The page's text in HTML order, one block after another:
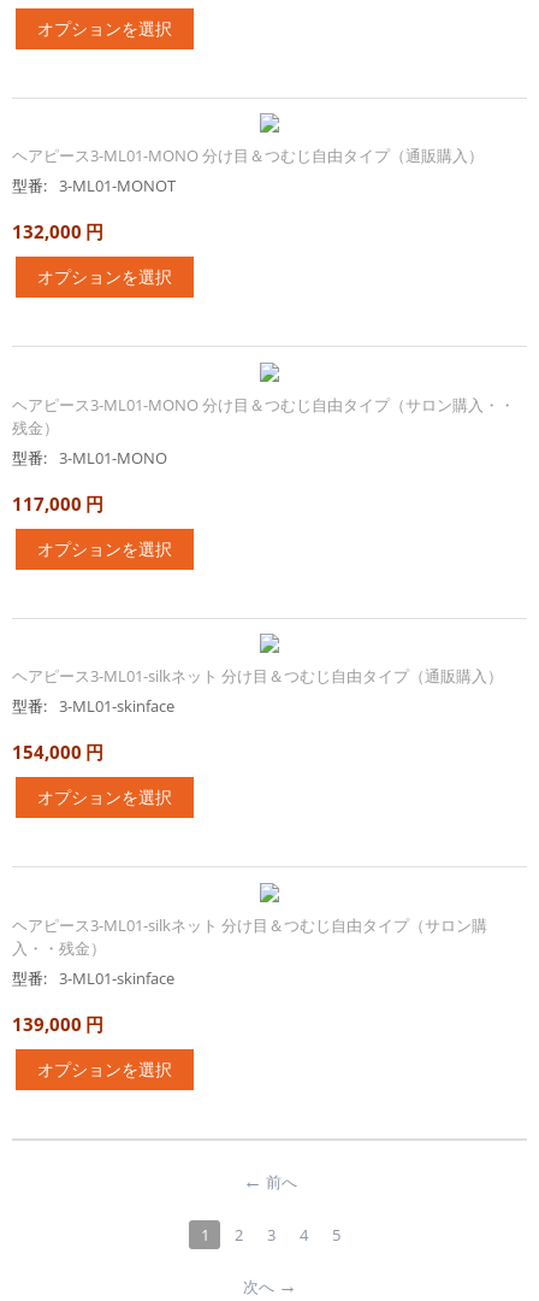
オプションを選択
ヘアピース3-ML01-MONO 分け目＆つむじ自由タイプ（通販購入）
型番: 3-ML01-MONOT
132,000 円
オプションを選択
ヘアピース3-ML01-MONO 分け目＆つむじ自由タイプ（サロン購入・・
残金）
型番: 3-ML01-MONO
117,000 円
オプションを選択
ヘアピース3-ML01-silkネット 分け目＆つむじ自由タイプ（通販購入）
型番: 3-ML01-skinface
154,000 円
オプションを選択
ヘアピース3-ML01-silkネット 分け目＆つむじ自由タイプ（サロン購
入・・残金）
型番: 3-ML01-skinface
139,000 円
オプションを選択
前へ
1 2 3 4 5
次へ